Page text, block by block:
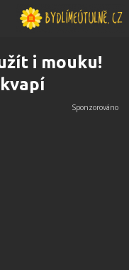
i mouku!